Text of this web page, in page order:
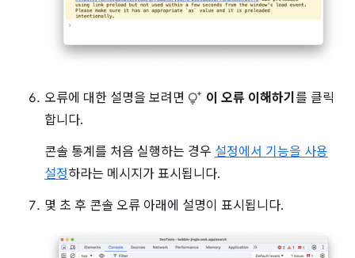
오류에 대한 설명을 보려면 이 오류 이해하기를 클릭
합니다.
콘솔 통계를 처음 실행하는 경우 설정에서 기능을 사용
설정하라는 메시지가 표시됩니다.
몇 초 후 콘솔 오류 아래에 설명이 표시됩니다.